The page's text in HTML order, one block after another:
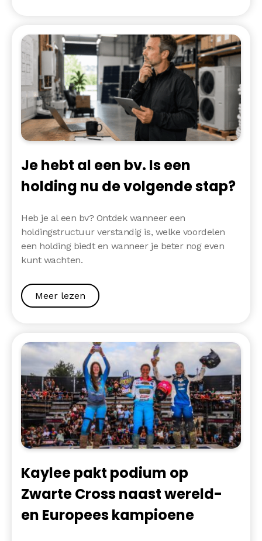
Je hebt al een bv. Is een
holding nu de volgende stap?
Heb je al een bv? Ontdek wanneer een
holdingstructuur verstandig is, welke voordelen
een holding biedt en wanneer je beter nog even
kunt wachten.
Meer lezen
Kaylee pakt podium op
Zwarte Cross naast wereld-
en Europees kampioene